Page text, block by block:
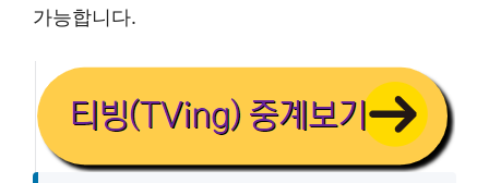
가능합니다.